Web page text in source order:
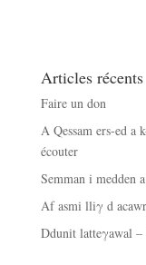
Articles récents
Faire un don
A Qessam ers-ed a
écouter
Semman i medden
Af asmi lliγ d
Ddunit latteγawal –